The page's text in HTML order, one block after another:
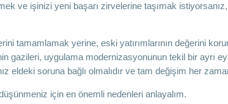
ve işinizi yeni başarı zirvelerine taşımak
tamamlamak yerine, eski yatırımlarının değerini
gazileri, uygulama modernizasyonunun tekil bir ayrı
eldeki soruna bağlı olmalıdır ve tam değişim her
için en önemli nedenleri anlayalım.